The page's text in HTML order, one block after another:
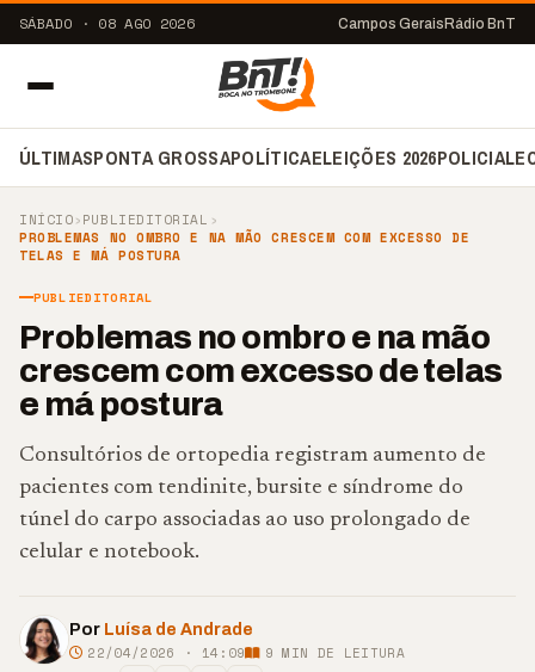
SÁBADO · 08 AGO 2026 Campos Gerais Rádio BnT
ÚLTIMASPONTA GROSSAPOLÍTICAELEIÇÕES 2026POLICIAL
INÍCIO›PUBLIEDITORIAL ›
PROBLEMAS NO OMBRO E NA MÃO CRESCEM COM EXCESSO DE
TELAS E MÁ POSTURA
PUBLIEDITORIAL
Problemas no ombro e na mão
crescem com excesso de telas
e má postura
Consultórios de ortopedia registram aumento de
pacientes com tendinite, bursite e síndrome do
túnel do carpo associadas ao uso prolongado de
celular e notebook.
Por Luísa de Andrade
22/04/2026 · 14:09 9 MIN DE LEITURA